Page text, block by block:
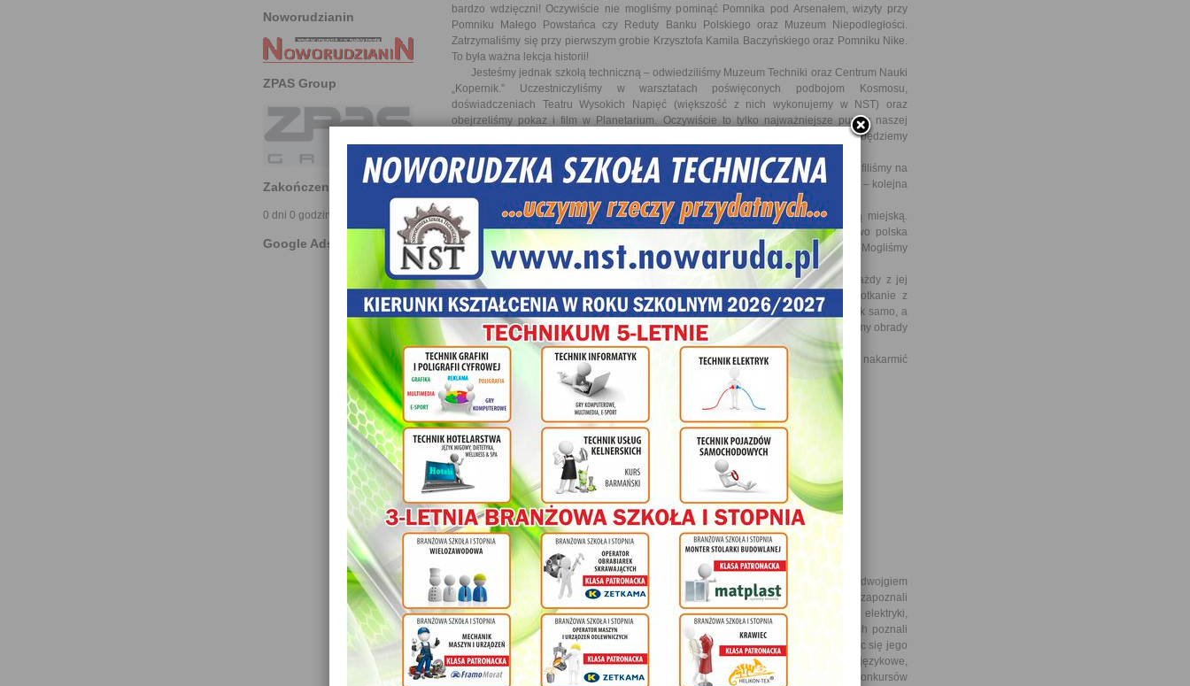
Noworudzianin
ZPAS Group
Zakończenie roku za:
0 dni 0 godzin 0 minut
Google Ads
bardzo wdzięczni! Oczywiście nie mogliśmy pominąć Pomnika pod Arsenałem, wizyty przy
Pomniku Małego Powstańca czy Reduty Banku Polskiego oraz Muzeum Niepodległości.
Zatrzymaliśmy się przy pierwszym grobie Krzysztofa Kamila Baczyńskiego oraz Pomniku Nike.
To była ważna lekcja historii!
Jesteśmy jednak szkołą techniczną – odwiedziliśmy Muzeum Techniki oraz Centrum Nauki
„Kopernik.” Uczestniczyliśmy w warsztatach poświęconych podbojom Kosmosu,
doświadczeniach Teatru Wysokich Napięć (większość z nich wykonujemy w NST) oraz
obejrzeliśmy pokaz i film w Planetarium. Oczywiście to tylko najważniejsze punkty naszej
obecności, zdecydowanie więcej każdy z nas zostawił w swojej pamięci i tę wiedzę będziemy
wykorzystywać podczas lekcji w szkole.
W ostatni dzień zwiedzaliśmy Sejm RP. Ponownie mieliśmy szczęście, gdyż trafiliśmy na
posiedzenie i blok głosowań. Mogliśmy więc zobaczyć wszystkich parlamentarzystów – kolejna
wielka lekcja historii!
Podczas naszego pobytu w Warszawie poruszaliśmy się pieszo lub komunikacją miejską.
Mogliśmy poczuć rytm miasta, obserwować jak toczy się życie stolicy. Dodatkowo polska
reprezentacja w piłce nożnej rozgrywała ważny mecz o awans do MŚ z Albanią, Mogliśmy
poczuć atmosferę sportowego święta, a następnie cieszyć się z wygranej!
Tyle w krótkim sprawozdaniu naszych 3 dni w Warszawie. Z pewnością każdy z jej
uczestników ma własne chwile do utrwalenia. Wszyscy jednak zapamiętamy spotkanie z
Powstańcami Warszawskimi, którzy potwierdzili że gdyby cofnąć czas, postąpiliby tak samo, a
sam zryw był uzasadniony i potrzebny. Wszyscy również na swój sposób zapamiętamy obrady
Sejmu – zdecydowanie było to bardzo ciekawe doświadczenie.
Poza tym, może ktoś jeszcze wróci do Łazienek Królewskich, odpocząć i nakarmić
wiewiórki….
Vogtland i my  wspólna przygoda w naszej szkole
W dniach 24–25 marca gościliśmy w naszej szkole sześcioro uczniów wraz z dwojgiem
opiekunów z zaprzyjaźnionej szkoły Berufliches Schulzentrum Vogtland. Nasi goście zapoznali
się z kierunkami kształcenia w NST oraz aktywnie uczestniczyli w zajęciach z elektryki,
informatyki, a także w lekcjach sportowych i językowych. Podczas zajęć językowych poznali
nasze zwyczaje i obyczaje, mieli także okazję zmierzyć się z językiem polskim, ucząc się jego
podstaw. W luźnej i przyjaznej atmosferze uczniowie ćwiczyli polskie łamańce językowe,
świetnie się przy tym bawiąc. Goście zostali również zapoznani z przebiegiem konkursów